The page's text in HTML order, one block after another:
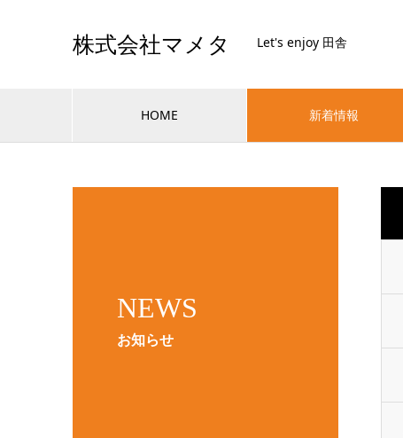
株式会社マメタ Let's enjoy 田舎
HOME 新着情報
NEWS
お知らせ